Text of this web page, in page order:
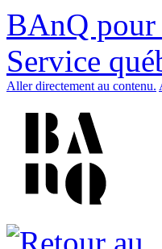
BAnQ pour
Service
Aller directement au contenu.